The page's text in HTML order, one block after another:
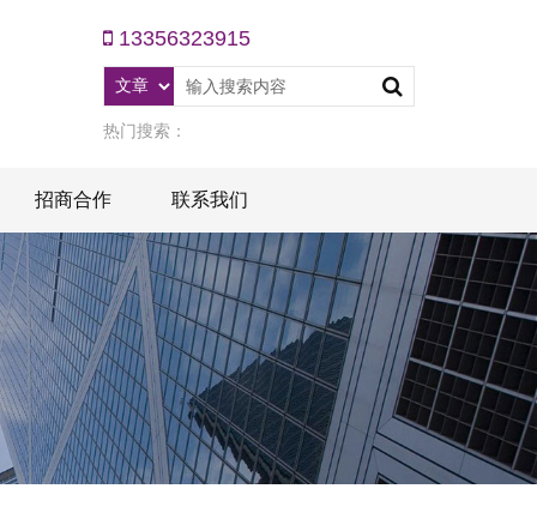
13356323915
热门搜索：
招商合作 联系我们